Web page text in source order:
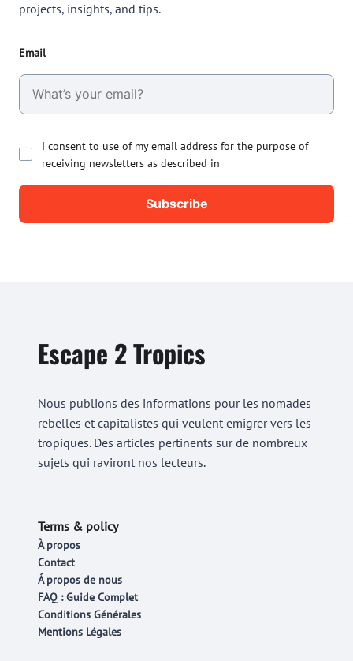
projects, insights, and tips.
Email
I consent to use of my email address for the purpose of
receiving newsletters as described in
Escape 2 Tropics
Nous publions des informations pour les nomades
rebelles et capitalistes qui veulent emigrer vers les
tropiques. Des articles pertinents sur de nombreux
sujets qui raviront nos lecteurs.
Terms & policy
À propos
Contact
Á propos de nous
FAQ : Guide Complet
Conditions Générales
Mentions Légales